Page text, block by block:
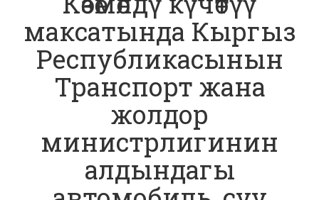
максатында Кыргыз
Республикасынын
Транспорт жана
жолдор
министрлигинин
алдындагы